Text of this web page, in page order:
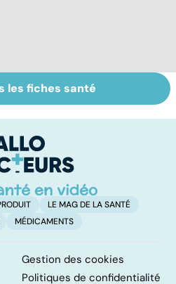
Un rhume, ça se
soigne ?
les fiches santé
LE MAG DE LA SANTÉ
MÉDICAMENTS
Gestion des cookies
Politiques de confidentialité